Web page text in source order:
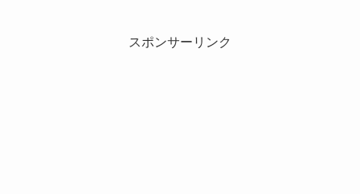
スポンサーリンク